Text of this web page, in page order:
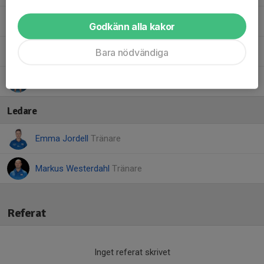
Ledare
Emma Jordell Tränare
Markus Westerdahl Tränare
Referat
Inget referat skrivet
Godkänn alla kakor
Bara nödvändiga